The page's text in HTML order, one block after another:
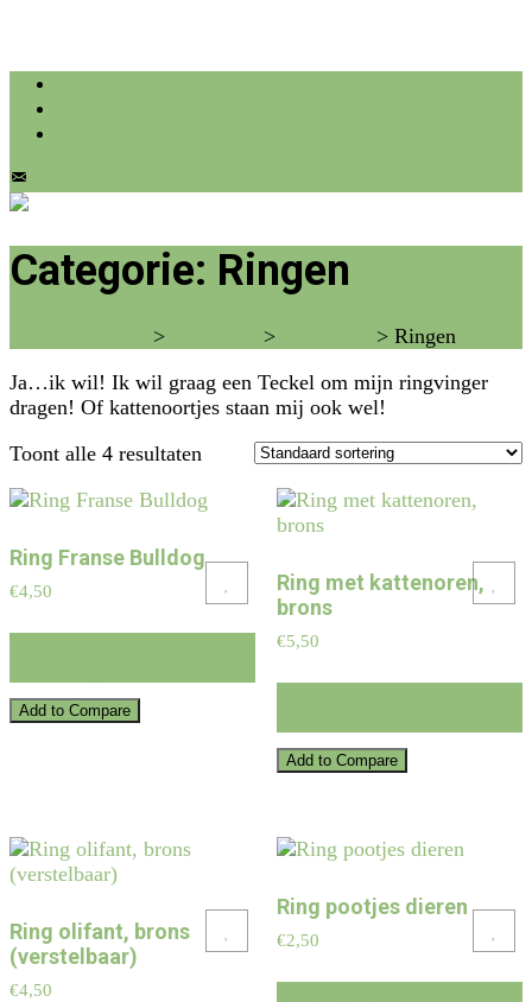
Categorie: Ringen
> > > Ringen
Ja…ik wil! Ik wil graag een Teckel om mijn ringvinger
dragen! Of kattenoortjes staan mij ook wel!
Toont alle 4 resultaten
Ring Franse Bulldog
€4,50
Add to Compare
Ring met kattenoren,
brons
€5,50
Add to Compare
Add to Wishlist
Ring olifant, brons
(verstelbaar)
€4,50
Add to Wishlist
Ring pootjes dieren
€2,50